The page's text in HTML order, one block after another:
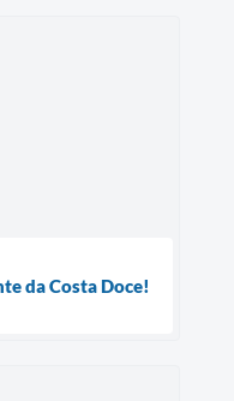
da Costa Doce!